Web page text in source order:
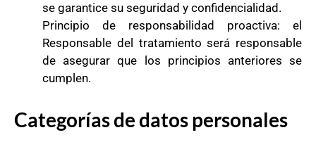
se garantice su seguridad y confidencialidad.
Principio de responsabilidad proactiva: el
Responsable del tratamiento será responsable
de asegurar que los principios anteriores se
cumplen.
Categorías de datos personales